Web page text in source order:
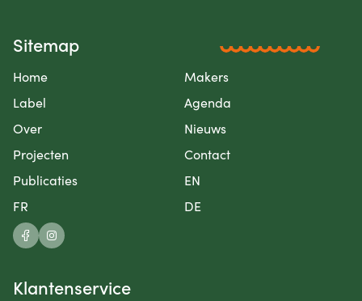
Sitemap
Home
Makers
Label
Agenda
Over
Nieuws
Projecten
Contact
Publicaties
EN
FR
DE
Klantenservice